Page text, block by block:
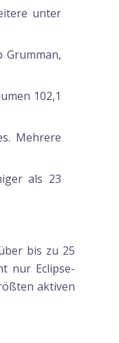
unter
Grumman,
102,1
Mehrere
als 23
bis zu 25
nur Eclipse-
aktiven